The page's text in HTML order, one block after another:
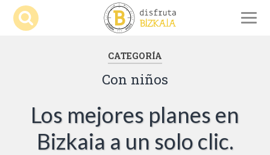
CATEGORÍA
Con niños
Los mejores planes en
Bizkaia a un solo clic.